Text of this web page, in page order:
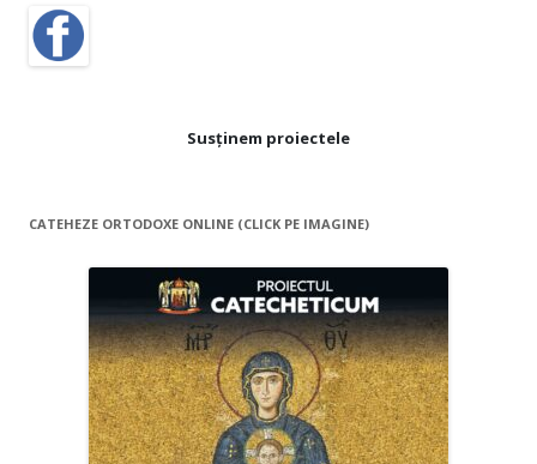
Susținem proiectele
CATEHEZE ORTODOXE ONLINE (CLICK PE IMAGINE)